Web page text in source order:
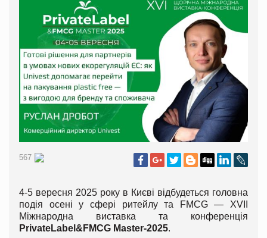
567
4-5 вересня 2025 року в Києві відбудеться головна
подія осені у сфері ритейлу та FMCG — XVII
Міжнародна виставка та конференція
PrivateLabel&FMCG Master-2025.